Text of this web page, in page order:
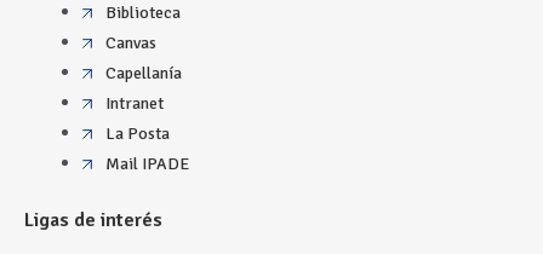
Biblioteca
Canvas
Capellanía
Intranet
La Posta
Mail IPADE
Ligas de interés